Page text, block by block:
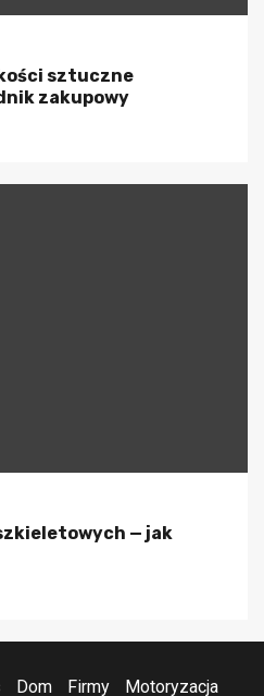
sztuczne
zakupowy
— jak
Dom Firmy Motoryzacja